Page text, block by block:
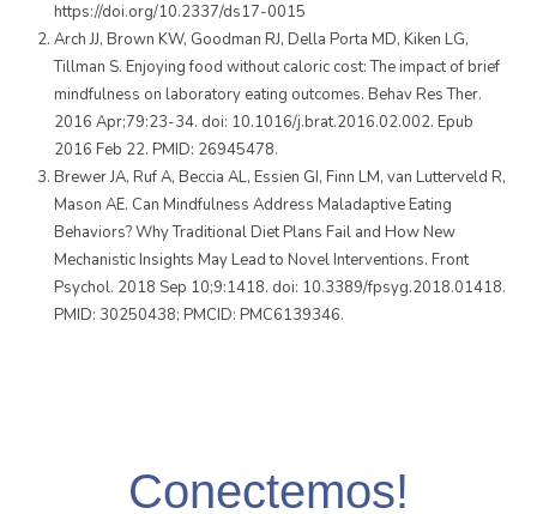
https://doi.org/10.2337/ds17-0015
Arch JJ, Brown KW, Goodman RJ, Della Porta MD, Kiken LG,
Tillman S. Enjoying food without caloric cost: The impact of brief
mindfulness on laboratory eating outcomes. Behav Res Ther.
2016 Apr;79:23-34. doi: 10.1016/j.brat.2016.02.002. Epub
2016 Feb 22. PMID: 26945478.
Brewer JA, Ruf A, Beccia AL, Essien GI, Finn LM, van Lutterveld R,
Mason AE. Can Mindfulness Address Maladaptive Eating
Behaviors? Why Traditional Diet Plans Fail and How New
Mechanistic Insights May Lead to Novel Interventions. Front
Psychol. 2018 Sep 10;9:1418. doi: 10.3389/fpsyg.2018.01418.
PMID: 30250438; PMCID: PMC6139346.
Conectemos!